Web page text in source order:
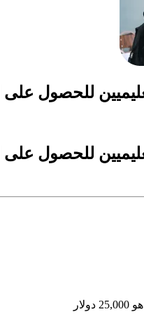
للحصول على
للحصول على